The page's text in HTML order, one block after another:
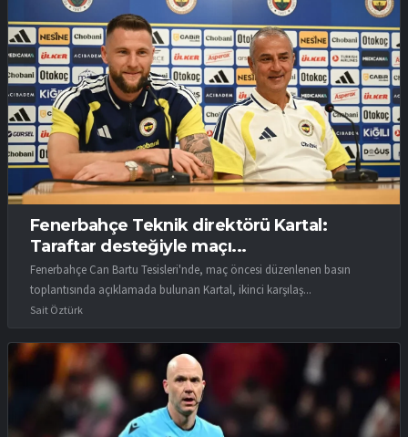
Fenerbahçe Teknik direktörü Kartal:
Taraftar desteğiyle maçı...
Fenerbahçe Can Bartu Tesisleri'nde, maç öncesi düzenlenen basın
toplantısında açıklamada bulunan Kartal, ikinci karşılaş...
Sait Öztürk